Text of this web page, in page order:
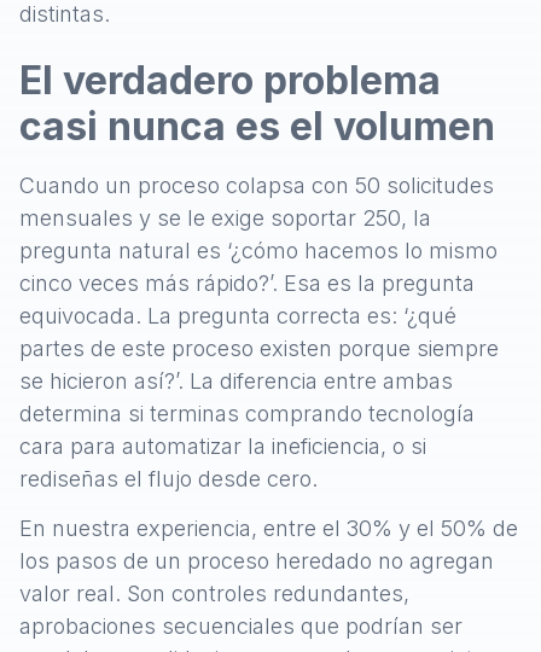
distintas.
El verdadero problema
casi nunca es el volumen
Cuando un proceso colapsa con 50 solicitudes
mensuales y se le exige soportar 250, la
pregunta natural es ‘¿cómo hacemos lo mismo
cinco veces más rápido?’. Esa es la pregunta
equivocada. La pregunta correcta es: ‘¿qué
partes de este proceso existen porque siempre
se hicieron así?’. La diferencia entre ambas
determina si terminas comprando tecnología
cara para automatizar la ineficiencia, o si
rediseñas el flujo desde cero.
En nuestra experiencia, entre el 30% y el 50% de
los pasos de un proceso heredado no agregan
valor real. Son controles redundantes,
aprobaciones secuenciales que podrían ser